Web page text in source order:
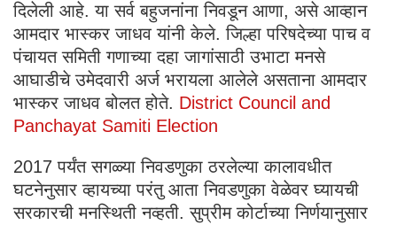
दिलेली आहे. या सर्व बहुजनांना निवडून आणा, असे आव्हान
आमदार भास्कर जाधव यांनी केले. जिल्हा परिषदेच्या पाच व
पंचायत समिती गणाच्या दहा जागांसाठी उभाटा मनसे
आघाडीचे उमेदवारी अर्ज भरायला आलेले असताना आमदार
भास्कर जाधव बोलत होते. District Council and
Panchayat Samiti Election
2017 पर्यंत सगळ्या निवडणुका ठरलेल्या कालावधीत
घटनेनुसार व्हायच्या परंतु आता निवडणुका वेळेवर घ्यायची
सरकारची मनस्थिती नव्हती. सुप्रीम कोर्टाच्या निर्णयानुसार